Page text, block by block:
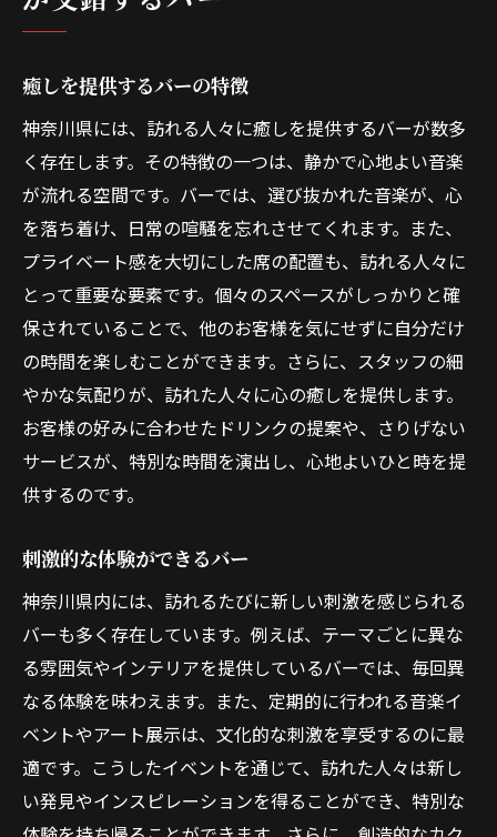
癒しを提供するバーの特徴
神奈川県には、訪れる人々に癒しを提供するバーが数多
く存在します。その特徴の一つは、静かで心地よい音楽
が流れる空間です。バーでは、選び抜かれた音楽が、心
を落ち着け、日常の喧騒を忘れさせてくれます。また、
プライベート感を大切にした席の配置も、訪れる人々に
とって重要な要素です。個々のスペースがしっかりと確
保されていることで、他のお客様を気にせずに自分だけ
の時間を楽しむことができます。さらに、スタッフの細
やかな気配りが、訪れた人々に心の癒しを提供します。
お客様の好みに合わせたドリンクの提案や、さりげない
サービスが、特別な時間を演出し、心地よいひと時を提
供するのです。
刺激的な体験ができるバー
神奈川県内には、訪れるたびに新しい刺激を感じられる
バーも多く存在しています。例えば、テーマごとに異な
る雰囲気やインテリアを提供しているバーでは、毎回異
なる体験を味わえます。また、定期的に行われる音楽イ
ベントやアート展示は、文化的な刺激を享受するのに最
適です。こうしたイベントを通じて、訪れた人々は新し
い発見やインスピレーションを得ることができ、特別な